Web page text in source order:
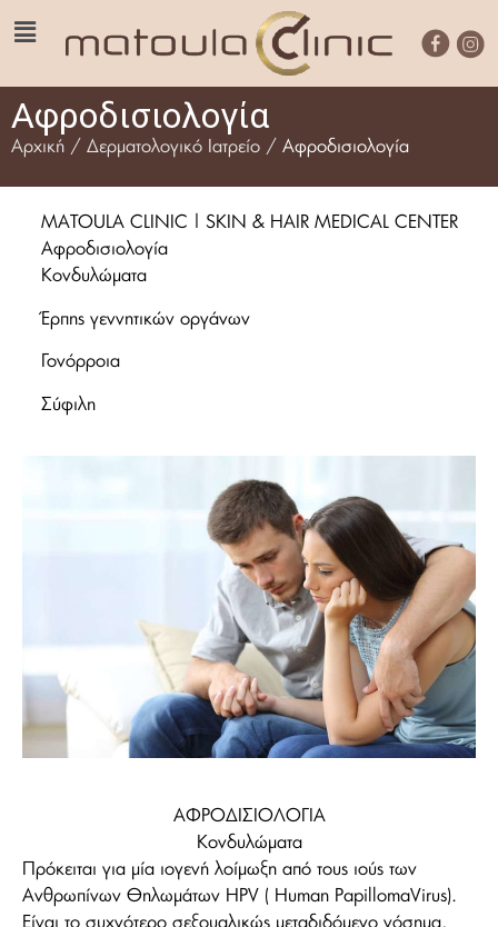
Αφροδισιολογία
Αρχική / Δερματολογικό Ιατρείο / Αφροδισιολογία
MATOULA CLINIC | SKIN & HAIR MEDICAL CENTER
Αφροδισιολογία
Κονδυλώματα
Έρπης γεννητικών οργάνων
Γονόρροια
Σύφιλη
ΑΦΡΟΔΙΣΙΟΛΟΓΙΑ
Κονδυλώματα
Πρόκειται για μία ιογενή λοίμωξη από τους ιούς των
Ανθρωπίνων Θηλωμάτων HPV ( Human PapillomaVirus).
Είναι το συχνότερο σεξουαλικώς μεταδιδόμενο νόσημα,